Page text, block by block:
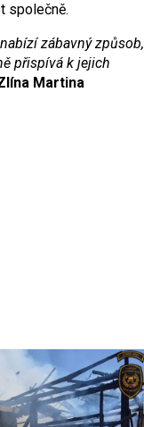
společně.
zábavný způsob,
přispívá k jejich
Martina